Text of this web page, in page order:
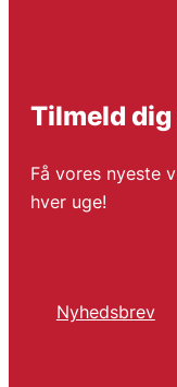
Tilmeld
Få vores nyeste
hver uge!
Nyhedsbrev